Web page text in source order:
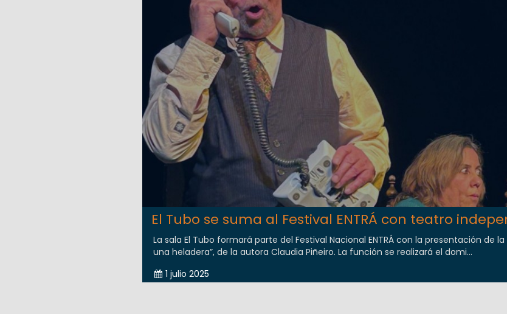
El Tubo se suma al Festival ENTRÁ con teatro
La sala El Tubo formará parte del Festival Nacional ENTRÁ con la presentación de
una heladera”, de la autora Claudia Piñeiro. La función se realizará el domi...
1 julio 2025